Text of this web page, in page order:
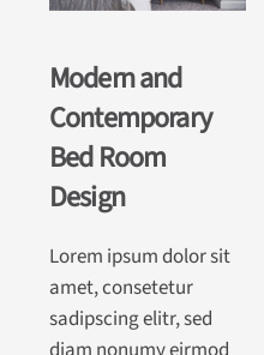
Modern and
Contemporary
Bed Room
Design
Lorem ipsum dolor sit
amet, consetetur
sadipscing elitr, sed